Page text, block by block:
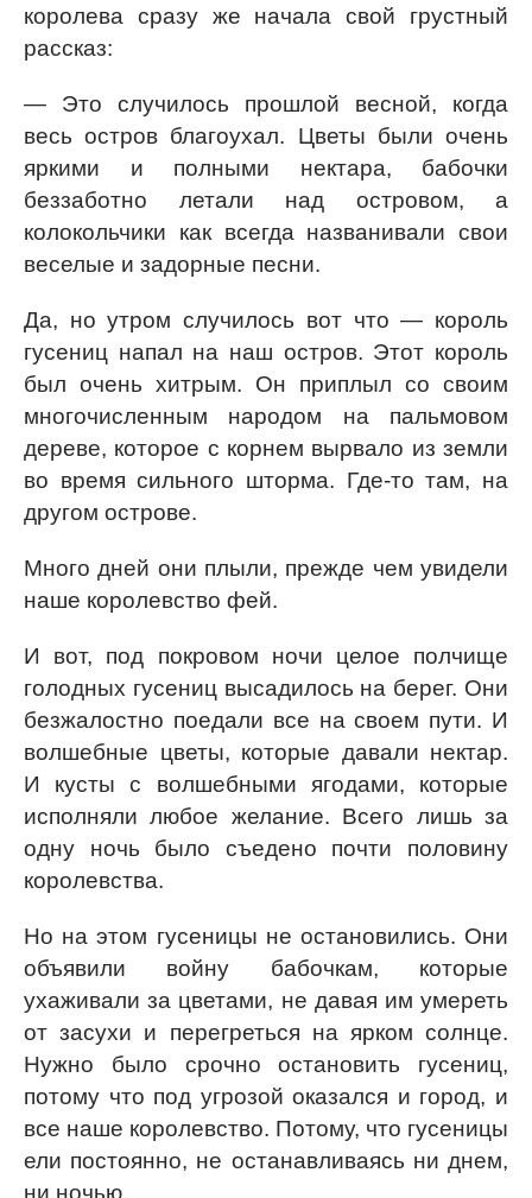
королева сразу же начала свой грустный
рассказ:
— Это случилось прошлой весной, когда
весь остров благоухал. Цветы были очень
яркими и полными нектара, бабочки
беззаботно летали над островом, а
колокольчики как всегда названивали свои
веселые и задорные песни.
Да, но утром случилось вот что — король
гусениц напал на наш остров. Этот король
был очень хитрым. Он приплыл со своим
многочисленным народом на пальмовом
дереве, которое с корнем вырвало из земли
во время сильного шторма. Где-то там, на
другом острове.
Много дней они плыли, прежде чем увидели
наше королевство фей.
И вот, под покровом ночи целое полчище
голодных гусениц высадилось на берег. Они
безжалостно поедали все на своем пути. И
волшебные цветы, которые давали нектар.
И кусты с волшебными ягодами, которые
исполняли любое желание. Всего лишь за
одну ночь было съедено почти половину
королевства.
Но на этом гусеницы не остановились. Они
объявили войну бабочкам, которые
ухаживали за цветами, не давая им умереть
от засухи и перегреться на ярком солнце.
Нужно было срочно остановить гусениц,
потому что под угрозой оказался и город, и
все наше королевство. Потому, что гусеницы
ели постоянно, не останавливаясь ни днем,
ни ночью.